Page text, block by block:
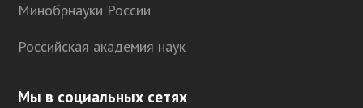
Минобрнауки России
Российская академия наук
Мы в социальных сетях